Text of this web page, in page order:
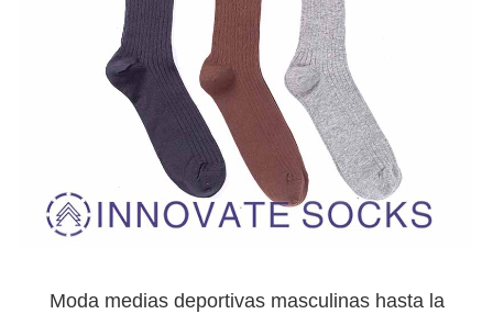
Moda medias deportivas masculinas hasta la